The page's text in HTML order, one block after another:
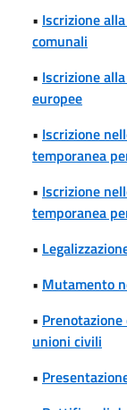
• Iscrizione
comunali
• Iscrizione
europee
• Iscrizione
temporanea
• Iscrizione
temporanea
•
• Mutamento
•
unioni civili
•